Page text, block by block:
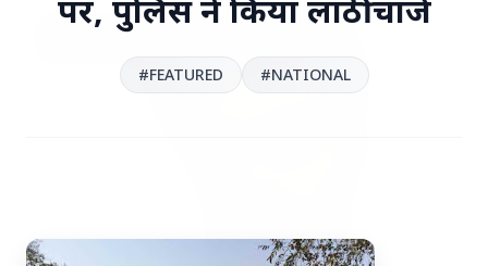
TOP STORIES
पर, पुलिस ने किया लाठीचार्ज
#FEATURED #NATIONAL